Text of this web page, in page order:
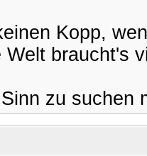
Kopp,
braucht's
zu suchen